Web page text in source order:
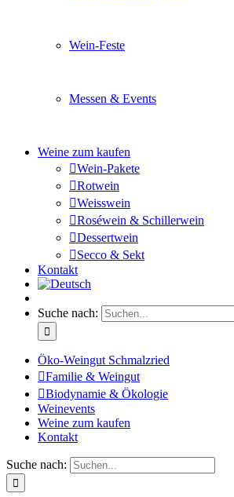
Wein-Feste
Messen & Events
Weine zum kaufen
Wein-Pakete
Rotwein
Weisswein
Roséwein & Schillerwein
Dessertwein
Secco & Sekt
Kontakt
Suche nach:
Öko-Weingut Schmalzried
Familie & Weingut
Biodynamie & Ökologie
Weinevents
Weine zum kaufen
Kontakt
Suche nach: